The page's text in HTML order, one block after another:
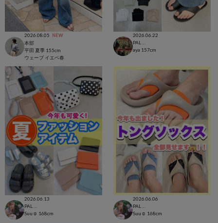
2026.08.05 NEW
本部
平田 夏季 155cm
ウェーブ イエベ春
2026.06.22
aya 157cm
2026.06.13
Suu☺︎ 168cm
2026.06.06
Suu☺︎ 168cm